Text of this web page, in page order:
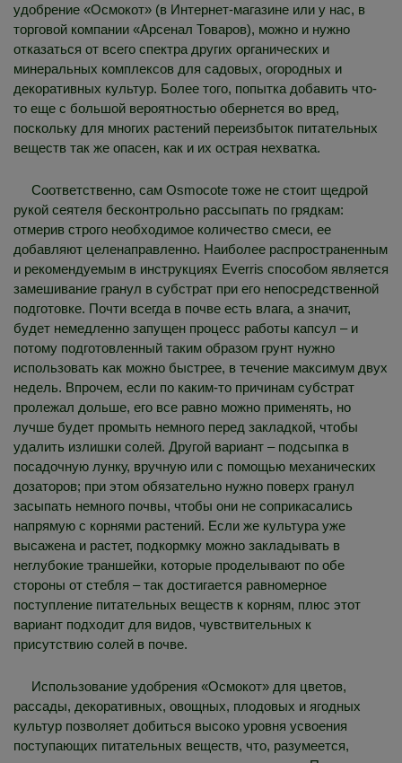
удобрение «Осмокот» (в Интернет-магазине или у нас, в
торговой компании «Арсенал Товаров), можно и нужно
отказаться от всего спектра других органических и
минеральных комплексов для садовых, огородных и
декоративных культур. Более того, попытка добавить что-
то еще с большой вероятностью обернется во вред,
поскольку для многих растений переизбыток питательных
веществ так же опасен, как и их острая нехватка.
Соответственно, сам Osmocote тоже не стоит щедрой
рукой сеятеля бесконтрольно рассыпать по грядкам:
отмерив строго необходимое количество смеси, ее
добавляют целенаправленно. Наиболее распространенным
и рекомендуемым в инструкциях Everris способом является
замешивание гранул в субстрат при его непосредственной
подготовке. Почти всегда в почве есть влага, а значит,
будет немедленно запущен процесс работы капсул – и
потому подготовленный таким образом грунт нужно
использовать как можно быстрее, в течение максимум двух
недель. Впрочем, если по каким-то причинам субстрат
пролежал дольше, его все равно можно применять, но
лучше будет промыть немного перед закладкой, чтобы
удалить излишки солей. Другой вариант – подсыпка в
посадочную лунку, вручную или с помощью механических
дозаторов; при этом обязательно нужно поверх гранул
засыпать немного почвы, чтобы они не соприкасались
напрямую с корнями растений. Если же культура уже
высажена и растет, подкормку можно закладывать в
неглубокие траншейки, которые проделывают по обе
стороны от стебля – так достигается равномерное
поступление питательных веществ к корням, плюс этот
вариант подходит для видов, чувствительных к
присутствию солей в почве.
Использование удобрения «Осмокот» для цветов,
рассады, декоративных, овощных, плодовых и ягодных
культур позволяет добиться высоко уровня усвоения
поступающих питательных веществ, что, разумеется,